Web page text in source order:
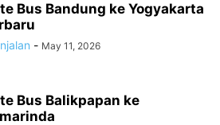
Bus Bandung ke Yogyakarta
- May 11, 2026
Bus Balikpapan ke